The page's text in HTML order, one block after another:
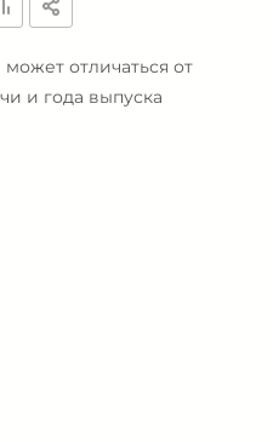
отличаться от
и года выпуска